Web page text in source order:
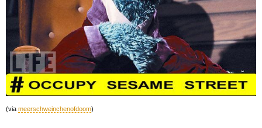
(via meerschweinchenofdoom)